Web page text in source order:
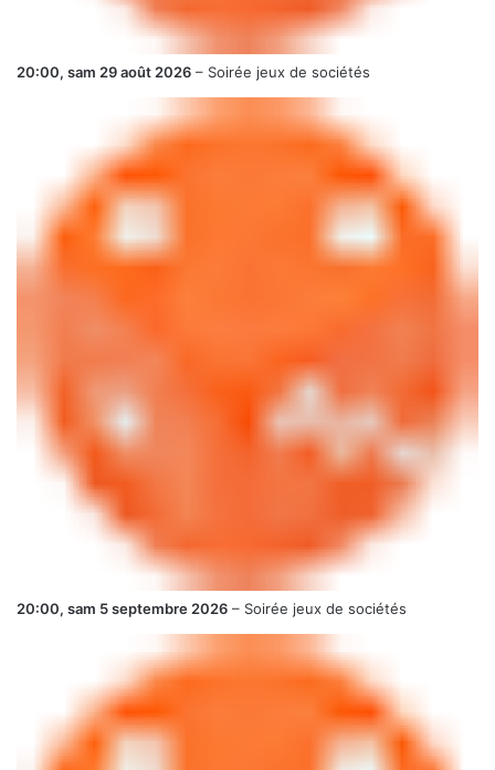
20:00, sam 29 août 2026 – Soirée jeux de sociétés
20:00, sam 5 septembre 2026 – Soirée jeux de sociétés